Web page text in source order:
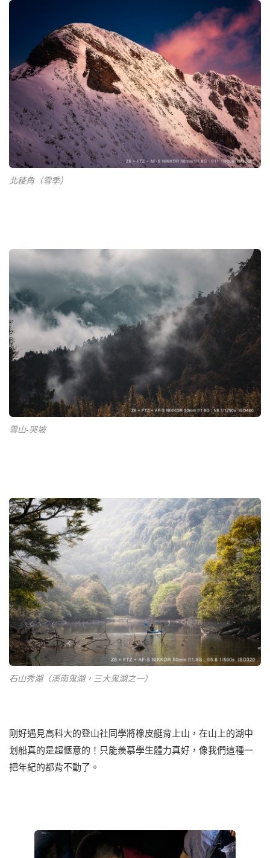
北稜角（雪季）
雪山-哭坡
石山秀湖（溪南鬼湖，三大鬼湖之一）
剛好遇見高科大的登山社同學將橡皮艇背上山，在山上的湖中
划船真的是超愜意的！只能羨慕學生體力真好，像我們這種一
把年紀的都背不動了。